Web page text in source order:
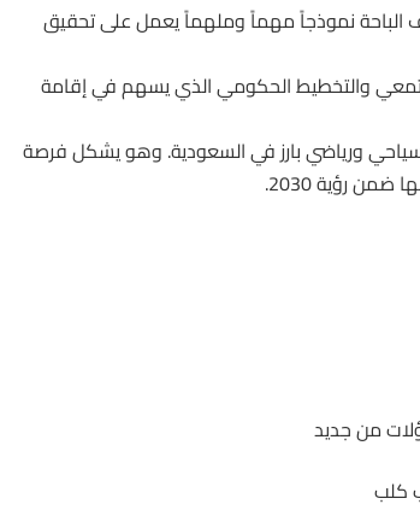
نموذجاً مهماً وملهماً يعمل على تحقيق
والتخطيط الحكومي الذي يسهم في إقامة
ورياضي بارز في السعودية. وهو يشكل فرصة
ضمن رؤية 2030.
من جديد
كلب